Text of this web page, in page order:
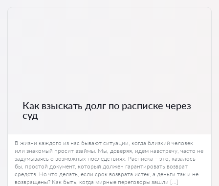
Как взыскать долг по расписке через
суд
В жизни каждого из нас бывают ситуации, когда близкий человек
или знакомый просит взаймы. Мы, доверяя, идем навстречу, часто не
задумываясь о возможных последствиях. Расписка – это, казалось
бы, простой документ, который должен гарантировать возврат
средств. Но что делать, если срок возврата истек, а деньги так и не
возвращены? Как быть, когда мирные переговоры зашли […]